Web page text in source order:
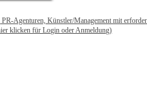
Agenturen, Künstler/Management mit
klicken für Login oder Anmeldung)